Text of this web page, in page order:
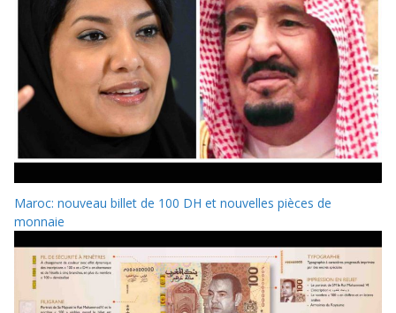
Maroc: nouveau billet de 100 DH et nouvelles pièces de
monnaie